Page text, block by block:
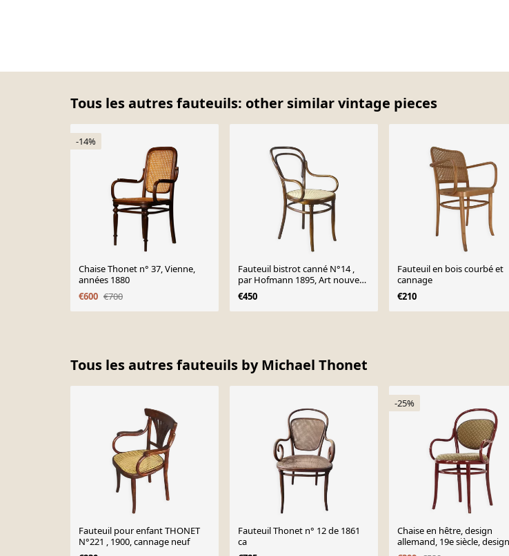
Tous les autres fauteuils: other similar vintage pieces
-14%
Chaise Thonet n° 37, Vienne,
années 1880
€600 €700
Fauteuil bistrot canné N°14 ,
par Hofmann 1895, Art nouveau
.€450
Fauteuil en bois courbé et
cannage
€210
Tous les autres fauteuils by Michael Thonet
Fauteuil pour enfant THONET
N°221 , 1900, cannage neuf
Fauteuil Thonet n° 12 de 1861
ca
-25%
Chaise en hêtre, design
allemand, 19e siècle,
Michael Thonet, production :